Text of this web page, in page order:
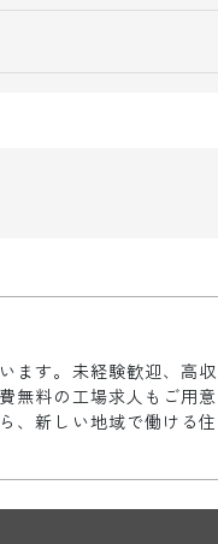
ます。未経験歓迎、高
無料の工場求人もご用
新しい地域で働ける住